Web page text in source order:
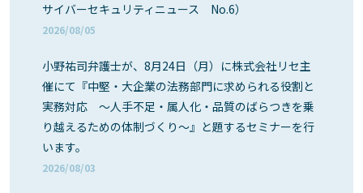
サイバーセキュリティニュース No.6）
2026/08/05
小野祐司弁護士が、8月24日（月）に株式会社リセ主
催にて『中堅・大企業の法務部門に求められる役割と
実務対応 ～人手不足・属人化・品質のばらつきを乗
り越えるための体制づくり～』と題するセミナーを行
います。
2026/08/03